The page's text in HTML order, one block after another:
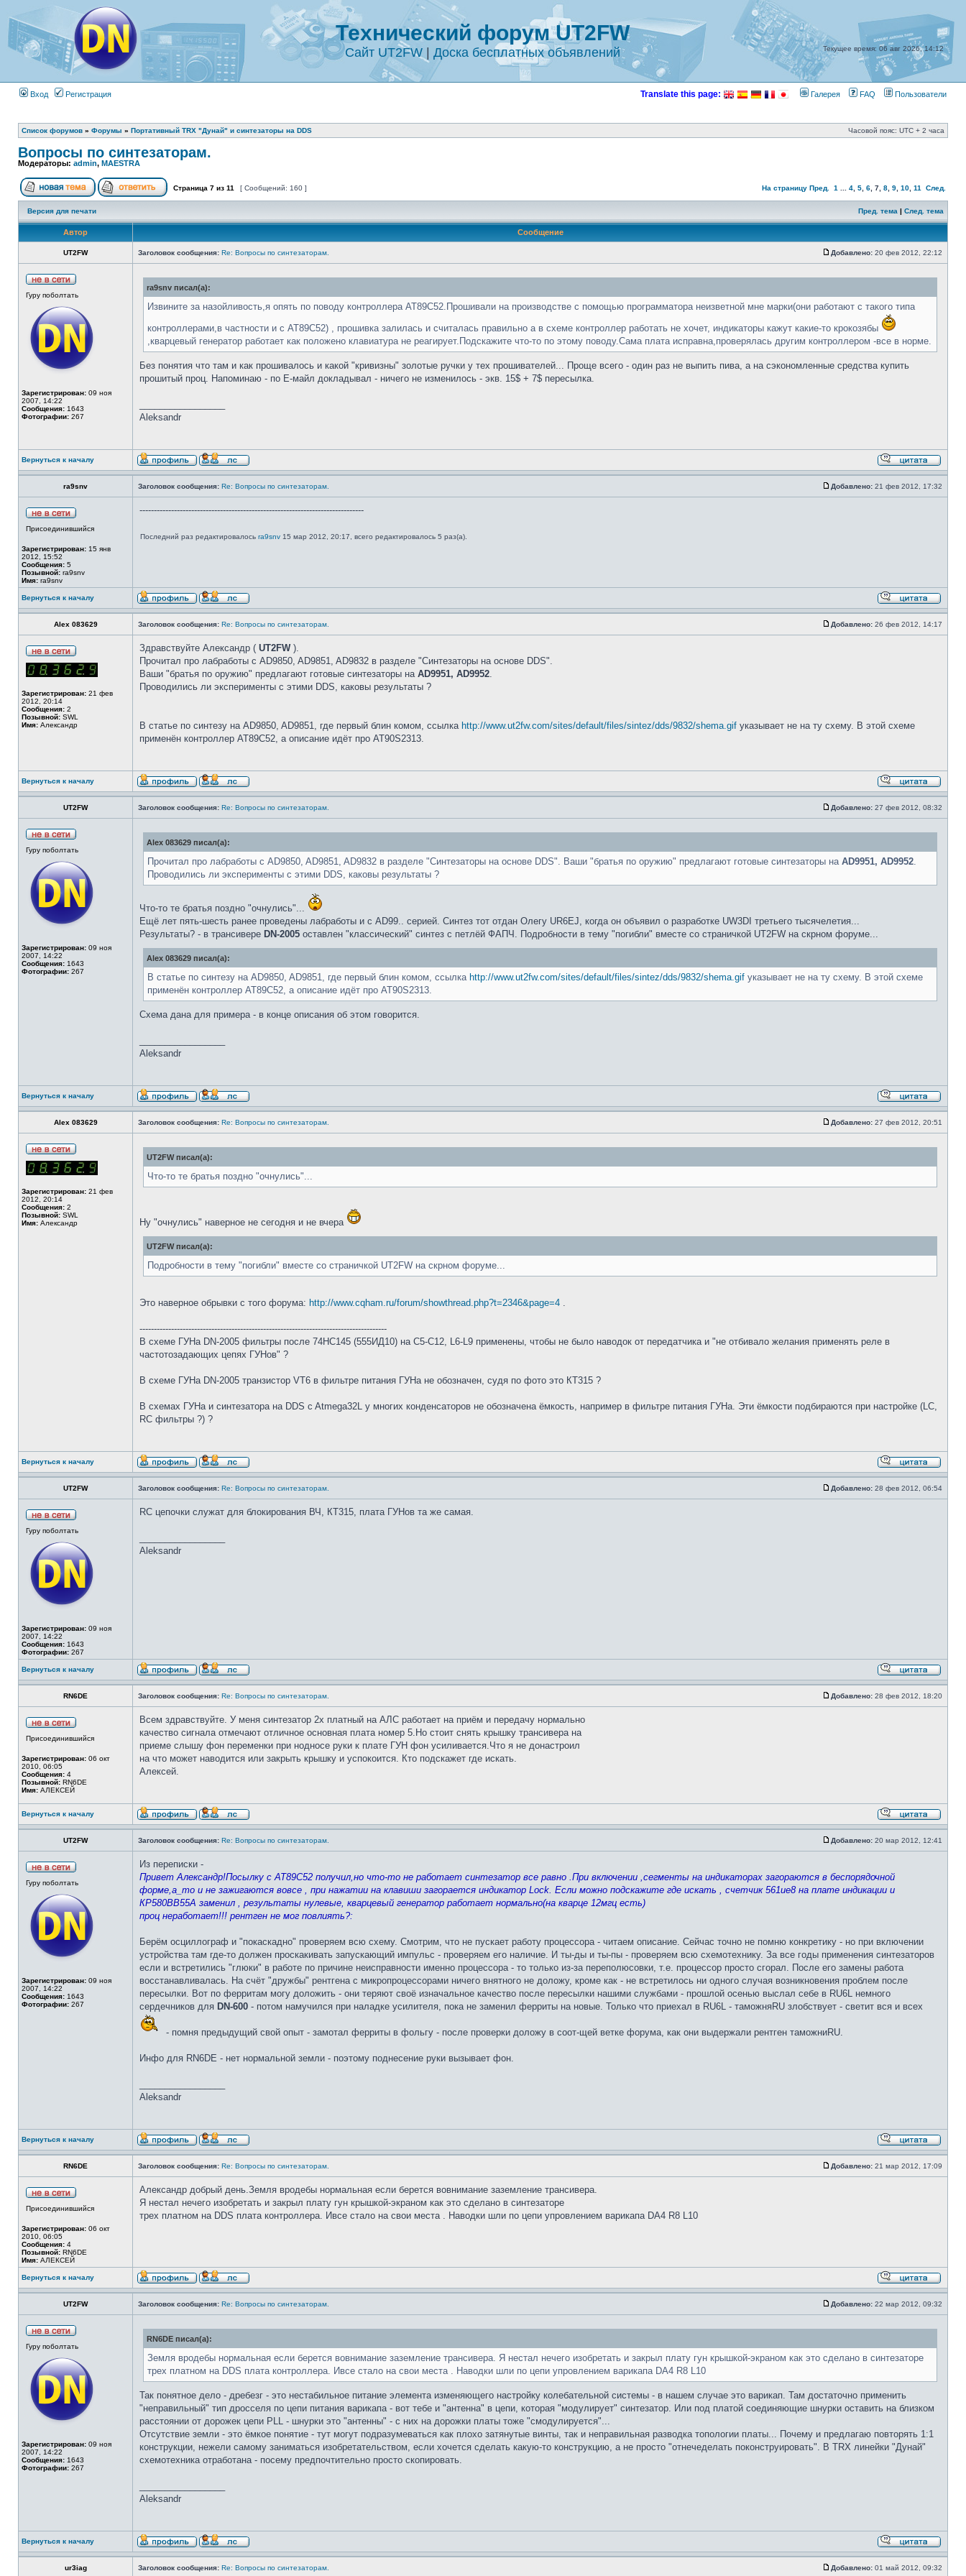
Технический форум UT2FW
Сайт UT2FW| Доска бесплатных объявлений Текущее время: 06 авг 2026, 14:12
Вход Регистрация Translate this page: Галерея FAQ Пользователи
Список форумов » Форумы » Портативный TRX "Дунай" и синтезаторы на DDS Часовой пояс: UTC + 2 часа
Вопросы по синтезаторам.
Модераторы: admin, MAESTRA
Страница 7 из 11 [ Сообщений: 160 ] На страницу Пред. 1 4 5 6 7 8 9 10 11 След.
Версия для печати Пред. тема | След. тема
Автор Сообщение
UT2FW Заголовок сообщения: Re: Вопросы по синтезаторам. Добавлено: 20 фев 2012, 22:12
Гуру поболтать
Зарегистрирован: 09 ноя
2007, 14:22
Сообщения: 1643
Фотографии: 267
ra9snv писал(а):
Извините за назойливость,я опять по поводу контроллера AT89C52.Прошивали на производстве с помощью программатора неизветной мне марки(они работают с такого типа
контроллерами,в частности и с AT89C52) , прошивка залилась и считалась правильно а в схеме контроллер работать не хочет, индикаторы кажут какие-то крокозябы
,кварцевый генератор работает как положено клавиатура не реагирует.Подскажите что-то по этому поводу.Сама плата исправна,проверялась другим контроллером -все в норме.
Без понятия что там и как прошивалось и какой "кривизны" золотые ручки у тех прошивателей... Проще всего - один раз не выпить пива, а на сэкономленные средства купить
прошитый проц. Напоминаю - по Е-майл докладывал - ничего не изменилось - экв. 15$ + 7$ пересылка.
Aleksandr
Вернуться к началу
ra9snv Заголовок сообщения: Re: Вопросы по синтезаторам. Добавлено: 21 фев 2012, 17:32
Присоединившийся
Зарегистрирован: 15 янв
2012, 15:52
Сообщения: 5
Позывной: ra9snv
Имя: ra9snv
------------------------------------------------------------------------------
Последний раз редактировалось ra9snv 15 мар 2012, 20:17, всего редактировалось 5 раз(а).
Вернуться к началу
Alex 083629 Заголовок сообщения: Re: Вопросы по синтезаторам. Добавлено: 26 фев 2012, 14:17
Зарегистрирован: 21 фев
2012, 20:14
Сообщения: 2
Позывной: SWL
Имя: Александр
Здравствуйте Александр ( UT2FW).
Прочитал про лабработы с AD9850, AD9851, AD9832 в разделе "Синтезаторы на основе DDS".
Ваши "братья по оружию" предлагают готовые синтезаторы на AD9951, AD9952.
Проводились ли эксперименты с этими DDS, каковы результаты ?
В статье по синтезу на AD9850, AD9851, где первый блин комом, ссылка http://www.ut2fw.com/sites/default/files/sintez/dds/9832/shema.gif указывает не на ту схему. В этой схеме
применён контроллер AT89C52, а описание идёт про AT90S2313.
Вернуться к началу
UT2FW Заголовок сообщения: Re: Вопросы по синтезаторам. Добавлено: 27 фев 2012, 08:32
Гуру поболтать
Зарегистрирован: 09 ноя
2007, 14:22
Сообщения: 1643
Фотографии: 267
Alex 083629 писал(а):
Прочитал про лабработы с AD9850, AD9851, AD9832 в разделе "Синтезаторы на основе DDS". Ваши "братья по оружию" предлагают готовые синтезаторы на AD9951, AD9952.
Проводились ли эксперименты с этими DDS, каковы результаты ?
Что-то те братья поздно "очнулись"...
Ещё лет пять-шесть ранее проведены лабработы и с AD99.. серией. Синтез тот отдан Олегу UR6EJ, когда он объявил о разработке UW3DI третьего тысячелетия...
Результаты? - в трансивере DN-2005 оставлен "классический" синтез с петлёй ФАПЧ. Подробности в тему "погибли" вместе со страничкой UT2FW на скрном форуме...
Alex 083629 писал(а):
В статье по синтезу на AD9850, AD9851, где первый блин комом, ссылка http://www.ut2fw.com/sites/default/files/sintez/dds/9832/shema.gif указывает не на ту схему. В этой схеме
применён контроллер AT89C52, а описание идёт про AT90S2313.
Схема дана для примера - в конце описания об этом говорится.
Aleksandr
Вернуться к началу
Alex 083629 Заголовок сообщения: Re: Вопросы по синтезаторам. Добавлено: 27 фев 2012, 20:51
Зарегистрирован: 21 фев
2012, 20:14
Сообщения: 2
Позывной: SWL
Имя: Александр
UT2FW писал(а):
Что-то те братья поздно "очнулись"...
Ну "очнулись" наверное не сегодня и не вчера
UT2FW писал(а):
Подробности в тему "погибли" вместе со страничкой UT2FW на скрном форуме...
Это наверное обрывки с того форума: http://www.cqham.ru/forum/showthread.php?t=2346&page=4 .
--------------------------------------------------------------------------------------
В схеме ГУНа DN-2005 фильтры после 74HC145 (555ИД10) на С5-С12, L6-L9 применены, чтобы не было наводок от передатчика и "не отбивало желания применять реле в
частотозадающих цепях ГУНов" ?
В схеме ГУНа DN-2005 транзистор VT6 в фильтре питания ГУНа не обозначен, судя по фото это КТ315 ?
В схемах ГУНа и синтезатора на DDS c Atmega32L у многих конденсаторов не обозначена ёмкость, например в фильтре питания ГУНа. Эти ёмкости подбираются при настройке (LC,
RC фильтры ?) ?
Вернуться к началу
UT2FW Заголовок сообщения: Re: Вопросы по синтезаторам. Добавлено: 28 фев 2012, 06:54
Гуру поболтать
Зарегистрирован: 09 ноя
2007, 14:22
Сообщения: 1643
Фотографии: 267
RC цепочки служат для блокирования ВЧ, КТ315, плата ГУНов та же самая.
Aleksandr
Вернуться к началу
RN6DE Заголовок сообщения: Re: Вопросы по синтезаторам. Добавлено: 28 фев 2012, 18:20
Присоединившийся
Зарегистрирован: 06 окт
2010, 06:05
Сообщения: 4
Позывной: RN6DE
Имя: АЛЕКСЕЙ
Всем здравствуйте. У меня синтезатор 2х платный на АЛС работает на приём и передачу нормально
качество сигнала отмечают отличное основная плата номер 5.Но стоит снять крышку трансивера на
приеме слышу фон переменки при нодносе руки к плате ГУН фон усиливается.Что я не донастроил
на что может наводится или закрыть крышку и успокоится. Кто подскажет где искать.
Алексей.
Вернуться к началу
UT2FW Заголовок сообщения: Re: Вопросы по синтезаторам. Добавлено: 20 мар 2012, 12:41
Гуру поболтать
Зарегистрирован: 09 ноя
2007, 14:22
Сообщения: 1643
Фотографии: 267
Из переписки -
Привет Александр!Посылку с АТ89С52 получил,но что-то не работает синтезатор все равно .При включении ,cегменты на индикаторах загораются в беспорядочной
форме,а_то и не зажигаются вовсе , при нажатии на клавиши загорается индикатор Lock. Если можно подскажите где искать , счетчик 561ие8 на плате индикации и
КР580ВВ55А заменил , результаты нулевые, кварцевый генератор работает нормально(на кварце 12мгц есть)
проц неработает!!! рентген не мог повлиять?:
Берём осциллограф и "покаскадно" проверяем всю схему. Смотрим, что не пускает работу процессора - читаем описание. Сейчас точно не помню конкретику - но при включении
устройства там где-то должен проскакивать запускающий импульс - проверяем его наличие. И ты-ды и ты-пы - проверяем всю схемотехнику. За все годы применения синтезаторов
если и встретились "глюки" в работе по причине неисправности именно процессора - то только из-за переполюсовки, т.е. процессор просто сгорал. После его замены работа
восстанавливалась. На счёт "дружбы" рентгена с микропроцессорами ничего внятного не доложу, кроме как - не встретилось ни одного случая возникновения проблем после
пересылки. Вот по ферритам могу доложить - они теряют своё изначальное качество после пересылки нашими службами - прошлой осенью выслал себе в RU6L немного
сердечников для DN-600 - потом намучился при наладке усилителя, пока не заменил ферриты на новые. Только что приехал в RU6L - таможняRU злобствует - светит вся и всех
- помня предыдущий свой опыт - замотал ферриты в фольгу - после проверки доложу в соот-щей ветке форума, как они выдержали рентген таможниRU.
Инфо для RN6DE - нет нормальной земли - поэтому поднесение руки вызывает фон.
Aleksandr
Вернуться к началу
RN6DE Заголовок сообщения: Re: Вопросы по синтезаторам. Добавлено: 21 мар 2012, 17:09
Присоединившийся
Зарегистрирован: 06 окт
2010, 06:05
Сообщения: 4
Позывной: RN6DE
Имя: АЛЕКСЕЙ
Александр добрый день.Земля вродебы нормальная если берется вовнимание заземление трансивера.
Я нестал нечего изобретать и закрыл плату гун крышкой-экраном как это сделано в синтезаторе
трех платном на DDS плата контроллера. Ивсе стало на свои места . Наводки шли по цепи упровлением варикапа DA4 R8 L10
Вернуться к началу
UT2FW Заголовок сообщения: Re: Вопросы по синтезаторам. Добавлено: 22 мар 2012, 09:32
Гуру поболтать
Зарегистрирован: 09 ноя
2007, 14:22
Сообщения: 1643
Фотографии: 267
RN6DE писал(а):
Земля вродебы нормальная если берется вовнимание заземление трансивера. Я нестал нечего изобретать и закрыл плату гун крышкой-экраном как это сделано в синтезаторе
трех платном на DDS плата контроллера. Ивсе стало на свои места . Наводки шли по цепи упровлением варикапа DA4 R8 L10
Так понятное дело - дребезг - это нестабильное питание элемента изменяющего настройку колебательной системы - в нашем случае это варикап. Там достаточно применить
"неправильный" тип дросселя по цепи питания варикапа - вот тебе и "антенна" в цепи, которая "модулирует" синтезатор. Или под платой соединяющие шнурки оставить на близком
расстоянии от дорожек цепи PLL - шнурки это "антенны" - с них на дорожки платы тоже "смодулируется"...
Отсутствие земли - это ёмкое понятие - тут могут подразумеваться как плохо затянутые винты, так и неправильная разводка топологии платы... Почему и предлагаю повторять 1:1
конструкции, нежели самому заниматься изобретательством, если хочется сделать какую-то конструкцию, а не просто "отнечеделать поконструировать". В TRX линейки "Дунай"
схемотехника отработана - посему предпочтительно просто скопировать.
Aleksandr
Вернуться к началу
ur3iag Заголовок сообщения: Re: Вопросы по синтезаторам. Добавлено: 01 май 2012, 09:32